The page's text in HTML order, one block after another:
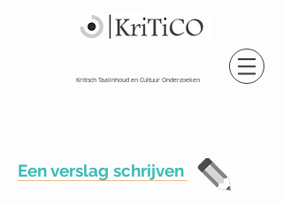
Kritisch Taalinhoud en Cultuur Onderzoeken
Een verslag schrijven